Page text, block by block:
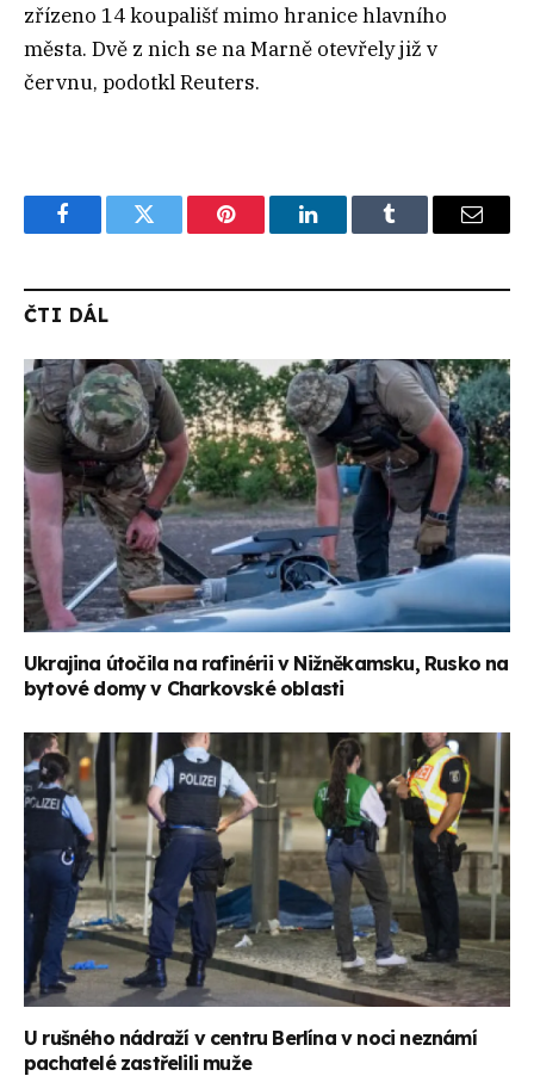
zřízeno 14 koupališť mimo hranice hlavního
města. Dvě z nich se na Marně otevřely již v
červnu, podotkl Reuters.
FacebookTwitter Pinterest LinkedInTumblr Email
ČTI DÁL
Ukrajina útočila na rafinérii v Nižněkamsku, Rusko na
bytové domy v Charkovské oblasti
U rušného nádraží v centru Berlína v noci neznámí
pachatelé zastřelili muže